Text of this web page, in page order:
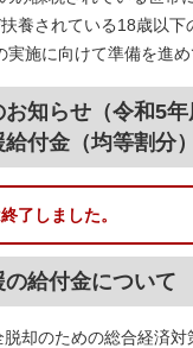
養されている18歳以下
施に向けて準備を進め
知らせ（令和5
付金（均等割分）
了しました。
給付金について
脱却のための総合経済対